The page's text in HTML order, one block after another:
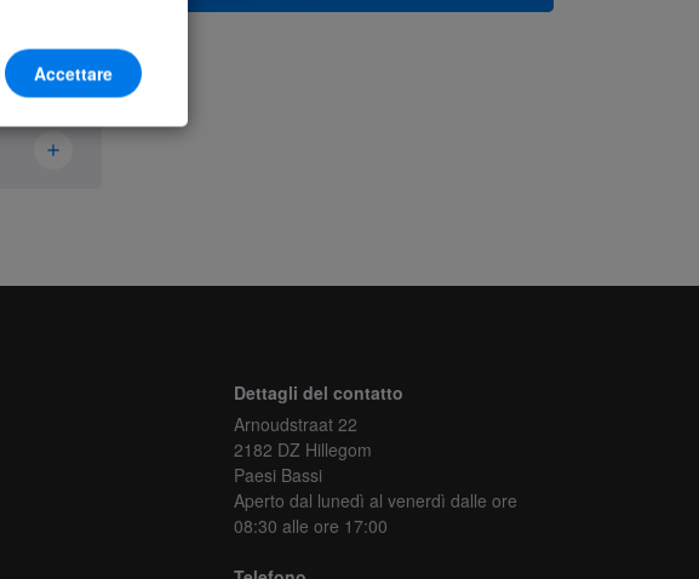
Accettare
Dettagli del contatto
Arnoudstraat 22
2182 DZ Hillegom
Paesi Bassi
Aperto dal lunedì al venerdì dalle ore
08:30 alle ore 17:00